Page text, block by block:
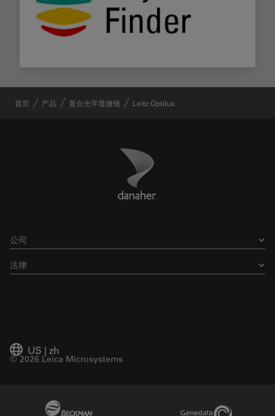
首页 产品 复合光学显微镜 Leitz Optilux
Danaher Logo
公司
法律
US | zh
© 2026 Leica Microsystems
Genedata Link